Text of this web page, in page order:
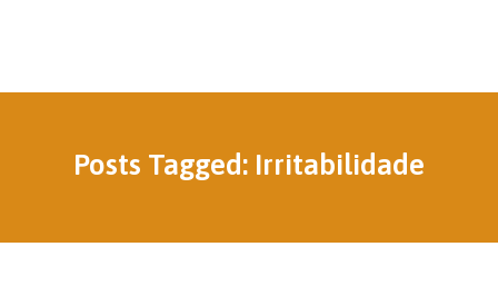
Posts Tagged: Irritabilidade